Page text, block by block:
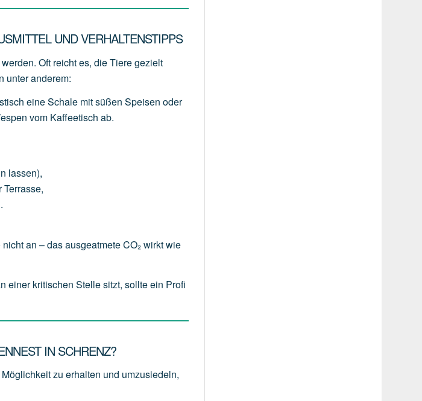
UND VERHALTENSTIPPS
Oft reicht es, die Tiere gezielt
unter anderem:
eineSchale mitsüßen Speisen oder
vom Kaffeetisch ab.
lassen),
Terrasse,
an – das ausgeatmete CO₂ wirkt wie
einer kritischen Stelle sitzt, sollte ein Profi
IN SCHRENZ?
zu erhalten und umzusiedeln,